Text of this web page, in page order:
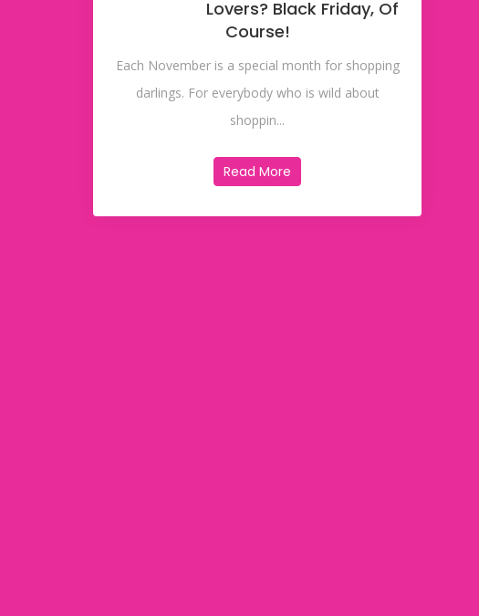
Lovers? Black Friday, Of
Course!
Each November is a special month for shopping
darlings. For everybody who is wild about
shoppin...
Read More